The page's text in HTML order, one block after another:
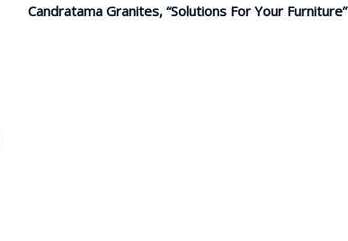
Candratama Granites, “Solutions For Your Furniture”